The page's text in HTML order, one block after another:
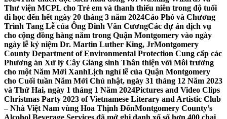
Thư viện MCPL cho Trẻ em và thanh thiếu niên trong độ tuổi
đi học đến hết ngày 20 tháng 3 năm 2024Cáo Phó và Chương
Trình Tang Lễ của Ông Đinh Văn CươngCác dự án dịch vụ
cho cộng đồng hàng năm trong Quận Montgomery vào ngày
ngày lễ kỷ niệm Dr. Martin Luther King, JrMontgomery
County Department of Environmental Protection Cung cấp các
Phương án Xử lý Cây Giáng sinh Thân thiện với Môi trường
cho một Năm Mới XanhLịch nghỉ lễ của Quận Montgomery
cho Cuối tuần Năm Mới Chủ nhật, ngày 31 tháng 12 Năm 2023
và Thứ Hai, ngày 1 tháng 1 Năm 2024Pictures and Video Clips
Christmas Party 2023 of Vietnamese Literary and Artistic Club
– Nhà Việt Nam vùng Hoa Thịnh ĐốnMontgomery County’s
Alcohol Beverage Services đã mở ghi danh xổ số hơn 400 chai